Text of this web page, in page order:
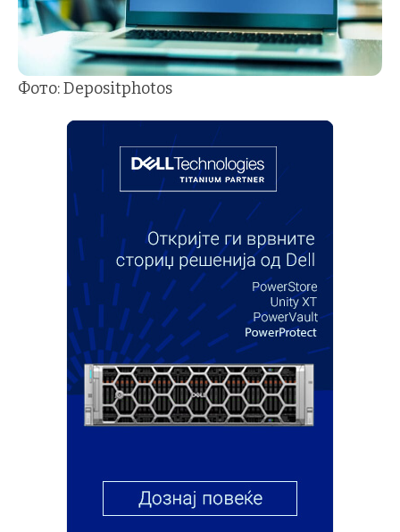
Фото: Depositphotos